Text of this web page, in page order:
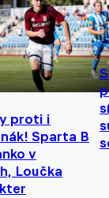
proti i
Sparta B
v
Loučka